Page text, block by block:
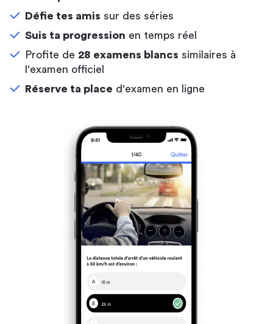
Défie tes amis sur des séries
Suis ta progression en temps réel
Profite de 28 examens blancs similaires à
l'examen officiel
Réserve ta place d'examen en ligne